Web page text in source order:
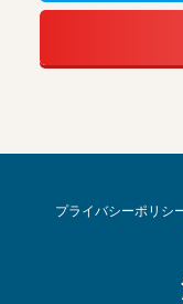
プライバシーポリシ